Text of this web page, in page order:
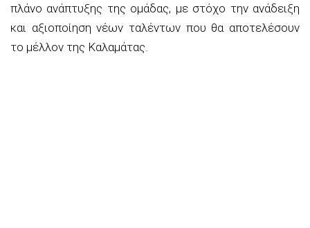
πλάνο ανάπτυξης της ομάδας, με στόχο την ανάδειξη
και αξιοποίηση νέων ταλέντων που θα αποτελέσουν
το μέλλον της Καλαμάτας.